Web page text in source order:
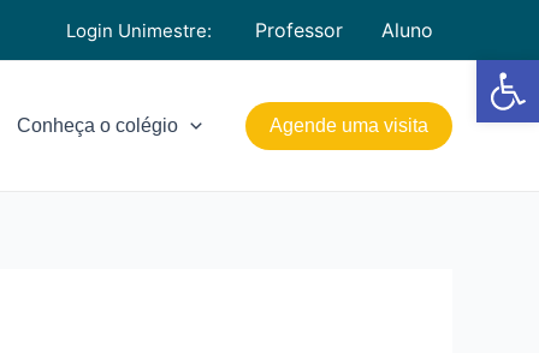
Login Unimestre: Professor Aluno
Conheça o colégio Agende uma visita
Barra de